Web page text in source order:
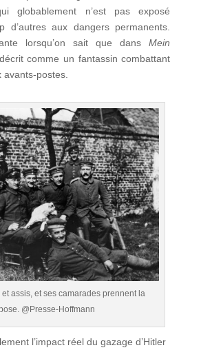
globablement n’est pas exposé
d’autres aux dangers permanents.
lorsqu’on sait que dansMein
comme un fantassin combattant
postes.
et assis, et ses camarades prennent la
@Presse-Hoffmann
l’impact réel du gazage d’Hitler